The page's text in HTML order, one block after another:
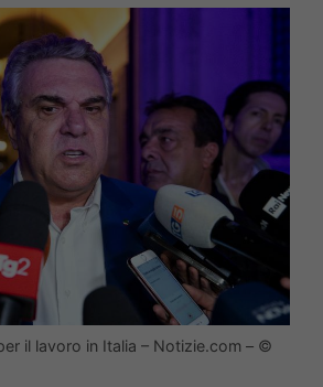
il lavoro in Italia – Notizie.com – ©